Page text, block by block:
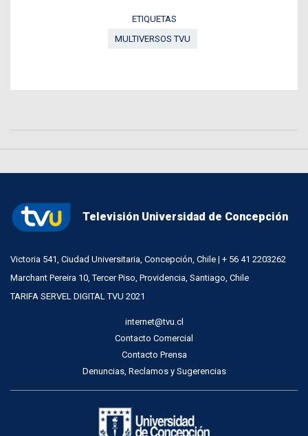
ETIQUETAS
MULTIVERSOS TVU
Televisión Universidad de Concepción
Victoria 541, Ciudad Universitaria, Concepción, Chile | + 56 41 2203262
Marchant Pereira 10, Tercer Piso, Providencia, Santiago, Chile
TARIFA SERVEL DIGITAL TVU 2021
internet@tvu.cl
Contacto Comercial
Contacto Prensa
Denuncias, Reclamos y Sugerencias